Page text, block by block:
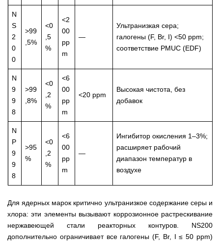
N
S
2
0
0
>99
,5%
<0
,5
%
<2
00
pp
m
—
Ультранизкая сера;
галогены (F, Br, I) <50 ppm;
соответствие PMUC (EDF)
N
9
9
8
>99
,8%
<0
,2
%
<6
00
pp
m
<20 ppm
Высокая чистота, без
добавок
N
P
9
9
8
>95
%
<0
,2
%
<6
00
pp
m
—
Ингибитор окисления 1–3%;
расширяет рабочий
диапазон температур в
воздухе
Для ядерных марок критично ультранизкое содержание серы и
хлора: эти элементы вызывают коррозионное растрескивание
нержавеющей стали реакторных контуров. NS200
дополнительно ограничивает все галогены (F, Br, I ≤ 50 ppm)